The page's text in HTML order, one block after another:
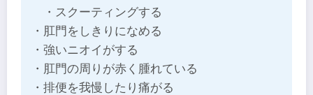
・スクーティングする
・肛門をしきりになめる
・強いニオイがする
・肛門の周りが赤く腫れている
・排便を我慢したり痛がる